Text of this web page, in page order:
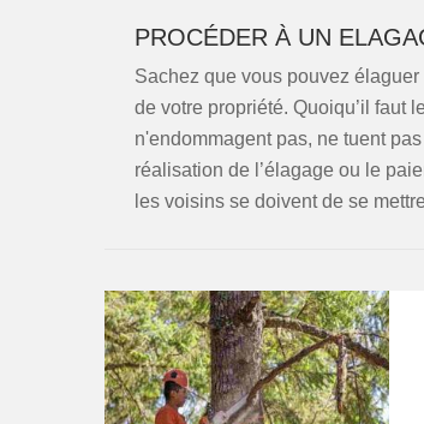
PROCÉDER À UN
Sachez que vous pouvez
de votre propriété. Quoiqu’il faut
n'endommagent pas, ne tuent
réalisation de l’élagage ou le
les voisins se doivent de se